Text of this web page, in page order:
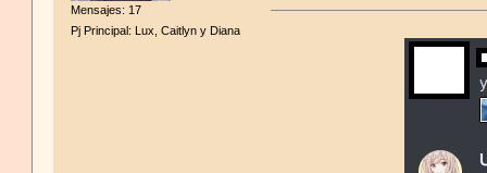
Mensajes: 17
Pj Principal: Lux, Caitlyn y Diana